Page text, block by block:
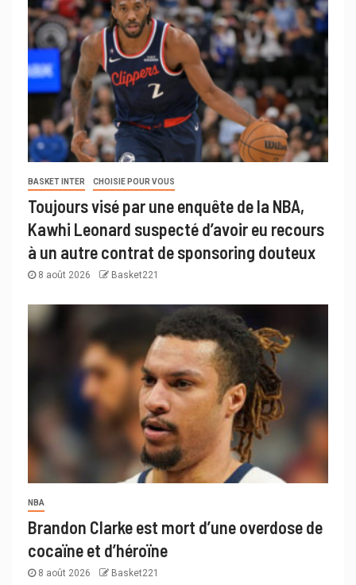
BASKET INTER CHOISIE POUR VOUS
Toujours visé par une enquête de la NBA,
Kawhi Leonard suspecté d’avoir eu recours
à un autre contrat de sponsoring douteux
8 août 2026 Basket221
NBA
Brandon Clarke est mort d’une overdose de
cocaïne et d’héroïne
8 août 2026 Basket221